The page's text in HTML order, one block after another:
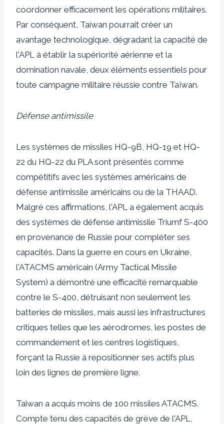
coordonner efficacement les opérations militaires.
Par conséquent, Taiwan pourrait créer un
avantage technologique, dégradant la capacité de
l'APL à établir la supériorité aérienne et la
domination navale, deux éléments essentiels pour
toute campagne militaire réussie contre Taïwan.
Défense antimissile
Les systèmes de missiles HQ-9B, HQ-19 et HQ-
22 du HQ-22 du PLA sont présentés comme
compétitifs avec les systèmes américains de
défense antimissile américains ou de la THAAD.
Malgré ces affirmations, l'APL a également acquis
des systèmes de défense antimissile Triumf S-400
en provenance de Russie pour compléter ses
capacités. Dans la guerre en cours en Ukraine,
l'ATACMS américain (Army Tactical Missile
System) a démontré une efficacité remarquable
contre le S-400, détruisant non seulement les
batteries de missiles, mais aussi les infrastructures
critiques telles que les aérodromes, les postes de
commandement et les centres logistiques,
forçant la Russie à repositionner ses actifs plus
loin des lignes de première ligne.
Taiwan a acquis moins de 100 missiles ATACMS.
Compte tenu des capacités de grève de l'APL,